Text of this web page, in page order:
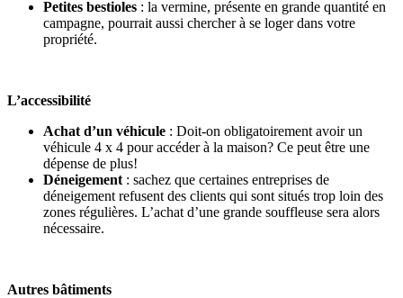
Petites bestioles : la vermine, présente en grande quantité en
campagne, pourrait aussi chercher à se loger dans votre
propriété.
L’accessibilité
Achat d’un véhicule : Doit-on obligatoirement avoir un
véhicule 4 x 4 pour accéder à la maison? Ce peut être une
dépense de plus!
Déneigement : sachez que certaines entreprises de
déneigement refusent des clients qui sont situés trop loin des
zones régulières. L’achat d’une grande souffleuse sera alors
nécessaire.
Autres bâtiments